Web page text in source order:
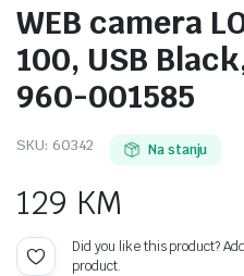
WEB camera
100, USB
960-001585
SKU: 60342 Na stanju
129 KM
Did you like this product?
product.